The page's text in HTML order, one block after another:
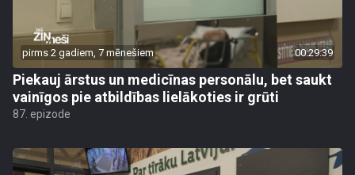
pirms 2 gadiem, 7 mēnešiem 00:29:39
Piekauj ārstus un medicīnas personālu, bet saukt
vainīgos pie atbildības lielākoties ir grūti
87. epizode